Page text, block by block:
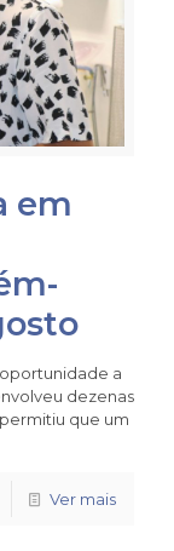
em
a
dezenas
que um
Ver mais